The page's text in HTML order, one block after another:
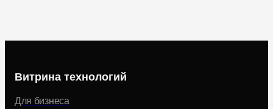
Витрина технологий
Для бизнеса